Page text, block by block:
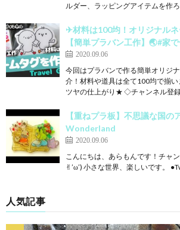
ルダー、ラッピングアイテムを作
✈材料は100均！オリジナルネ
【簡単プラバン工作】🌏#家
2020.09.06
今回はプラバンで作る簡単オリジ
介！材料や道具は全て100均で揃
ツヤの仕上がり★ ◇チャンネル登
【重ねプラ板】不思議な国
Wonderland
2020.09.06
こんにちは、あらもんです！チャ
✌︎’ω’) 小さな世界、楽しいです。
人気記事